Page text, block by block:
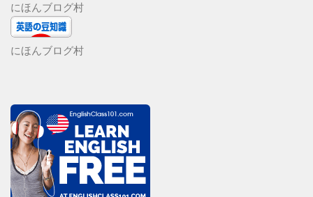
にほんブログ村
にほんブログ村